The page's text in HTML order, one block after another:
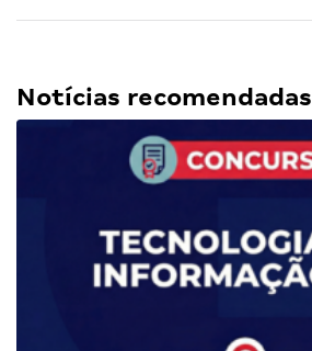
Notícias recomendadas